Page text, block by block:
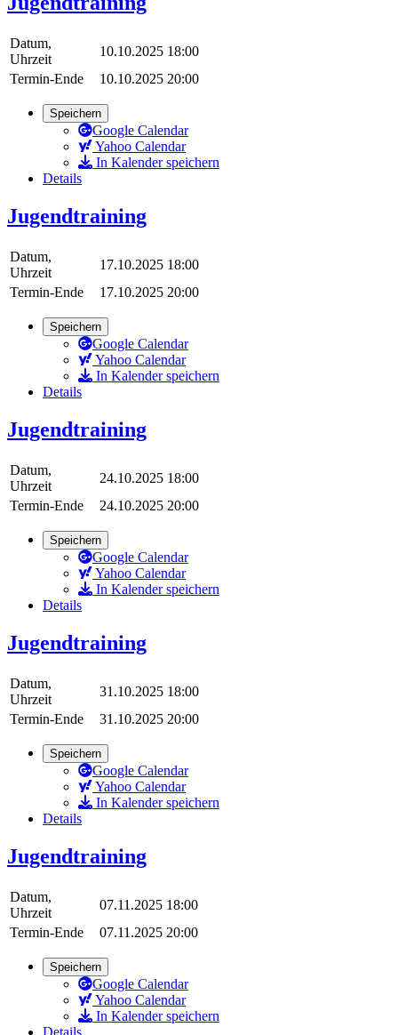
Datum,
Uhrzeit
10.10.2025 18:00
Termin-Ende
10.10.2025 20:00
Speichern
Google Calendar
Yahoo Calendar
In Kalender speichern
Details
Jugendtraining
Datum,
Uhrzeit
17.10.2025 18:00
Termin-Ende
17.10.2025 20:00
Speichern
Google Calendar
Yahoo Calendar
In Kalender speichern
Details
Jugendtraining
Datum,
Uhrzeit
24.10.2025 18:00
Termin-Ende
24.10.2025 20:00
Speichern
Google Calendar
Yahoo Calendar
In Kalender speichern
Details
Jugendtraining
Datum,
Uhrzeit
31.10.2025 18:00
Termin-Ende
31.10.2025 20:00
Speichern
Google Calendar
Yahoo Calendar
In Kalender speichern
Details
Jugendtraining
Datum,
Uhrzeit
07.11.2025 18:00
Termin-Ende
07.11.2025 20:00
Speichern
Google Calendar
Yahoo Calendar
In Kalender speichern
Details